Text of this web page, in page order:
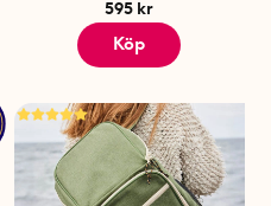
595 kr
Köp